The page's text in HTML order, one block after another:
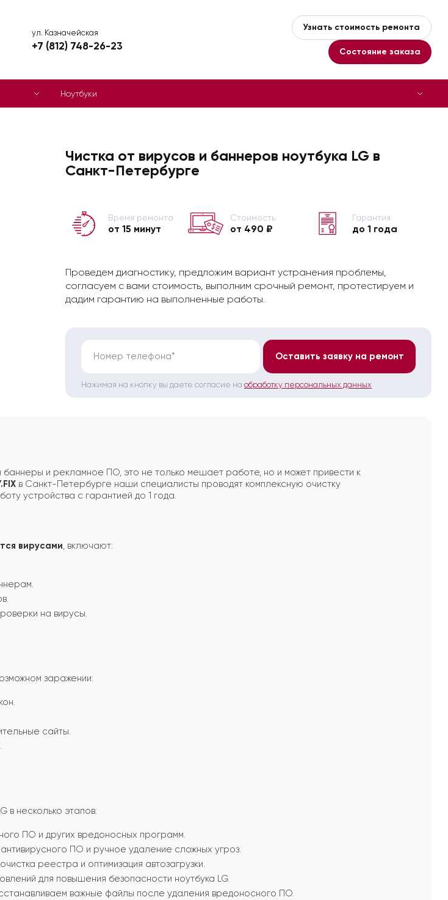
ул. Казначейская
+7 (812) 748-26-23
Узнать стоимость ремонта
Состояние заказа
Ноутбуки
Чистка от вирусов и баннеров ноутбука LG в
Санкт-Петербурге
Время ремонта
от 15 минут
Стоимость
от 490 ₽
Гарантия
до 1 года
Проведем диагностику, предложим вариант устранения проблемы,
согласуем с вами стоимость, выполним срочный ремонт, протестируем и
дадим гарантию на выполненные работы.
Номер телефона* Оставить заявку на ремонт
Нажимая на кнопку вы даете согласие на обработку персональных данных
баннеры и рекламное ПО, это не только мешает работе, но и может привести к
в Санкт-Петербурге наши специалисты проводят комплексную очистку
устройства с гарантией до 1 года.
вирусами, включают:
на вирусы.
заражении:
сайты.
в несколько этапов:
ПО и других вредоносных программ.
ПО и ручное удаление сложных угроз.
реестра и оптимизация автозагрузки.
для повышения безопасности ноутбука LG.
важные файлы после удаления вредоносного ПО.